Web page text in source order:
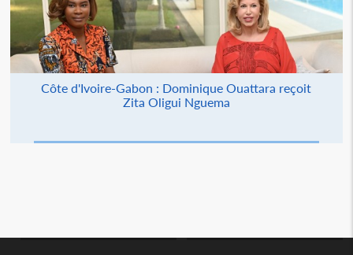
Côte d'Ivoire-Gabon : Dominique Ouattara reçoit
Zita Oligui Nguema